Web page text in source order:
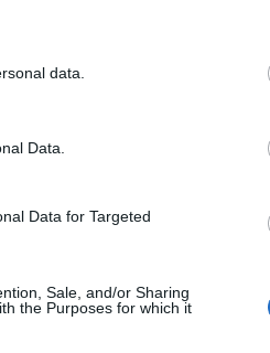
data.
Data.
Data for Targeted
Sale, and/or Sharing
the Purposes for which it
21:33:58
showja, A
showja, A
Focus